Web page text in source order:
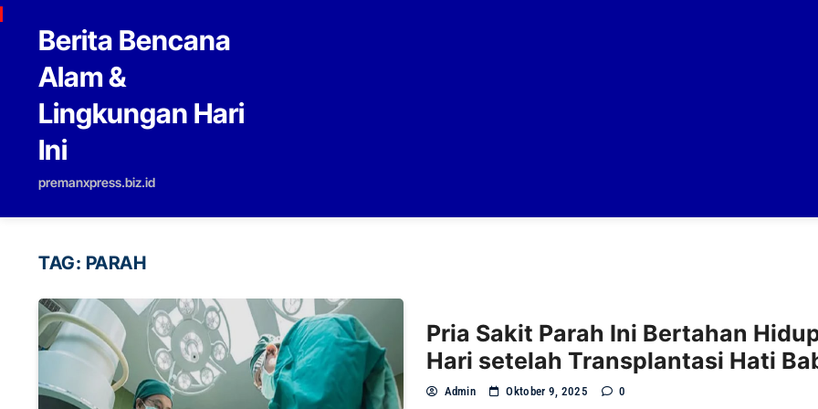
Skip to content
Berita Bencana
Alam &
Lingkungan Hari
Ini
premanxpress.biz.id
TAG: PARAH
Pria Sakit Parah Ini Bertahan
Hari setelah Transplantasi Hati
Admin Oktober 9, 2025 0